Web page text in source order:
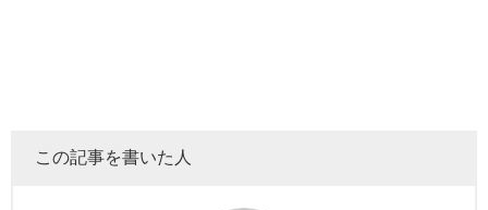
第1候補：安藤なつさん
この記事を書いた人